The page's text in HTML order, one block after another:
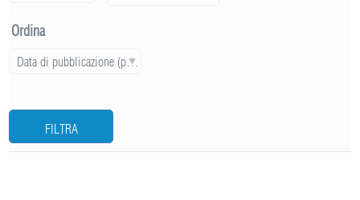
Ordina
Data di pubblicazione (più recente)
FILTRA